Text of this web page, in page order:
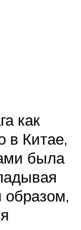
как
в Китае,
была
образом,